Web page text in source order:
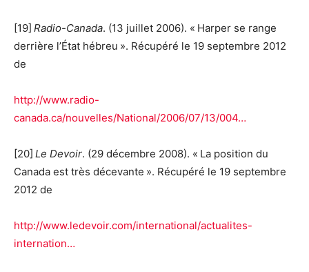
[19] Radio-Canada. (13 juillet 2006). « Harper se range
derrière l’État hébreu ». Récupéré le 19 septembre 2012
de
http://www.radio-
canada.ca/nouvelles/National/2006/07/13/004…
[20] Le Devoir. (29 décembre 2008). « La position du
Canada est très décevante ». Récupéré le 19 septembre
2012 de
http://www.ledevoir.com/international/actualites-
internation…